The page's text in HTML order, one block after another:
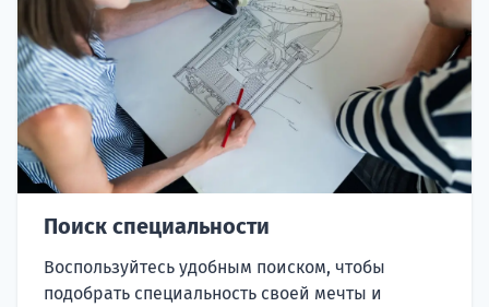
Поиск специальности
Воспользуйтесь удобным поиском, чтобы
подобрать специальность своей мечты и